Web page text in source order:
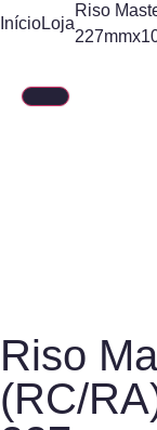
InícioLoja
Riso
Riso
(RC/